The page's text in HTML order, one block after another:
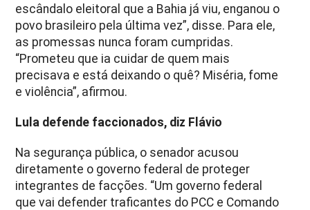
escândalo eleitoral que a Bahia já viu, enganou o
povo brasileiro pela última vez”, disse. Para ele,
as promessas nunca foram cumpridas.
“Prometeu que ia cuidar de quem mais
precisava e está deixando o quê? Miséria, fome
e violência”, afirmou.
Lula defende faccionados, diz Flávio
Na segurança pública, o senador acusou
diretamente o governo federal de proteger
integrantes de facções. “Um governo federal
que vai defender traficantes do PCC e Comando